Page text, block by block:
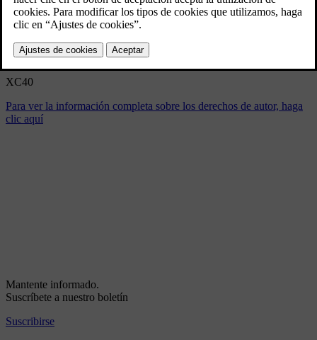
Marcador
Compartir
Descargar
XC40
Para ver la información completa sobre los derechos de autor, haga
clic aquí